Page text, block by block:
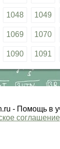
1048 1049
1069 1070
1090 1091
- Помощь в
соглашение